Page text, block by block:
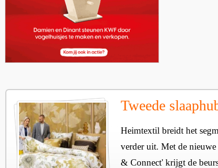
Tweede
Heimtextil breidt het
verder uit. Met de
& Connect' krijgt de